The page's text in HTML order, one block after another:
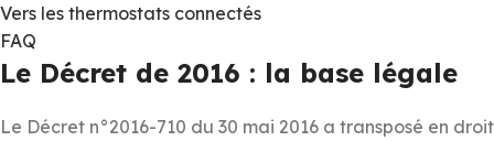
Vers les thermostats connectés
FAQ
Le Décret de 2016 : la base légale
Le Décret n°2016-710 du 30 mai 2016 a transposé en droit